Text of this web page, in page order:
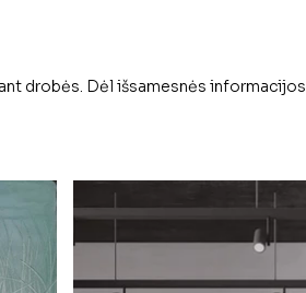
drobės. Dėl išsamesnės informacijos